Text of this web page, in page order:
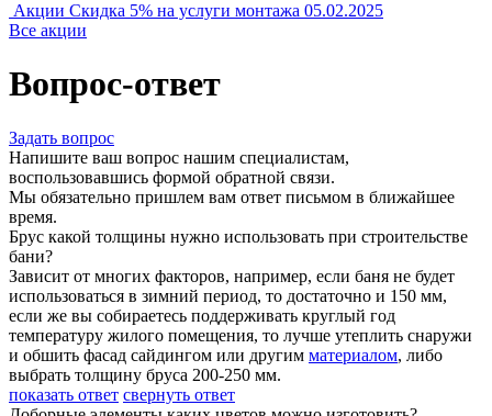
Акции Скидка 5% на услуги монтажа 05.02.2025
Все акции
Вопрос-ответ
Задать вопрос
Напишите ваш вопрос нашим специалистам,
воспользовавшись формой обратной связи.
Мы обязательно пришлем вам ответ письмом в ближайшее
время.
Брус какой толщины нужно использовать при строительстве
бани?
Зависит от многих факторов, например, если баня не будет
использоваться в зимний период, то достаточно и 150 мм,
если же вы собираетесь поддерживать круглый год
температуру жилого помещения, то лучше утеплить снаружи
и обшить фасад сайдингом или другим материалом, либо
выбрать толщину бруса 200-250 мм.
показать ответ свернуть ответ